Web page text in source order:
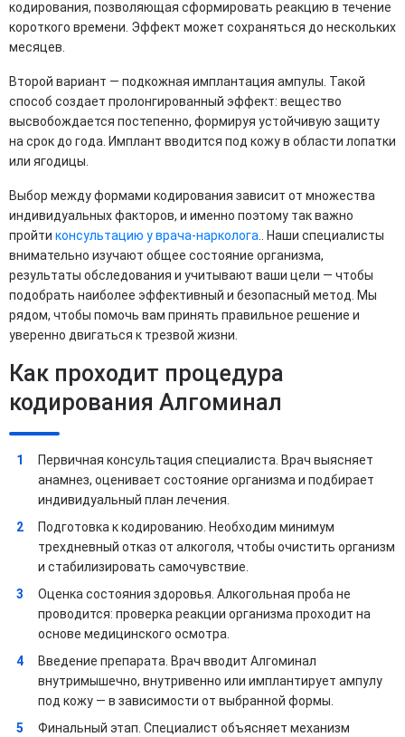
кодирования, позволяющая сформировать реакцию в течение
короткого времени. Эффект может сохраняться до нескольких
месяцев.
Второй вариант — подкожная имплантация ампулы. Такой
способ создает пролонгированный эффект: вещество
высвобождается постепенно, формируя устойчивую защиту
на срок до года. Имплант вводится под кожу в области лопатки
или ягодицы.
Выбор между формами кодирования зависит от множества
индивидуальных факторов, и именно поэтому так важно
пройти консультацию у врача-нарколога.. Наши специалисты
внимательно изучают общее состояние организма,
результаты обследования и учитывают ваши цели — чтобы
подобрать наиболее эффективный и безопасный метод. Мы
рядом, чтобы помочь вам принять правильное решение и
уверенно двигаться к трезвой жизни.
Как проходит процедура
кодирования Алгоминал
Первичная консультация специалиста. Врач выясняет
анамнез, оценивает состояние организма и подбирает
индивидуальный план лечения.
Подготовка к кодированию. Необходим минимум
трехдневный отказ от алкоголя, чтобы очистить организм
и стабилизировать самочувствие.
Оценка состояния здоровья. Алкогольная проба не
проводится: проверка реакции организма проходит на
основе медицинского осмотра.
Введение препарата. Врач вводит Алгоминал
внутримышечно, внутривенно или имплантирует ампулу
под кожу — в зависимости от выбранной формы.
Финальный этап. Специалист объясняет механизм